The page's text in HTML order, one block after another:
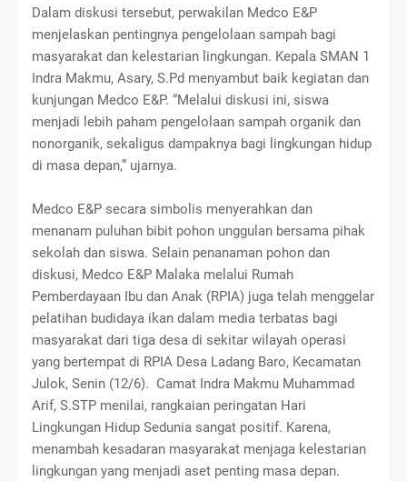
Dalam diskusi tersebut, perwakilan Medco E&P
menjelaskan pentingnya pengelolaan sampah bagi
masyarakat dan kelestarian lingkungan. Kepala SMAN 1
Indra Makmu, Asary, S.Pd menyambut baik kegiatan dan
kunjungan Medco E&P. “Melalui diskusi ini, siswa
menjadi lebih paham pengelolaan sampah organik dan
nonorganik, sekaligus dampaknya bagi lingkungan hidup
di masa depan,” ujarnya.
Medco E&P secara simbolis menyerahkan dan
menanam puluhan bibit pohon unggulan bersama pihak
sekolah dan siswa. Selain penanaman pohon dan
diskusi, Medco E&P Malaka melalui Rumah
Pemberdayaan Ibu dan Anak (RPIA) juga telah menggelar
pelatihan budidaya ikan dalam media terbatas bagi
masyarakat dari tiga desa di sekitar wilayah operasi
yang bertempat di RPIA Desa Ladang Baro, Kecamatan
Julok, Senin (12/6). Camat Indra Makmu Muhammad
Arif, S.STP menilai, rangkaian peringatan Hari
Lingkungan Hidup Sedunia sangat positif. Karena,
menambah kesadaran masyarakat menjaga kelestarian
lingkungan yang menjadi aset penting masa depan.